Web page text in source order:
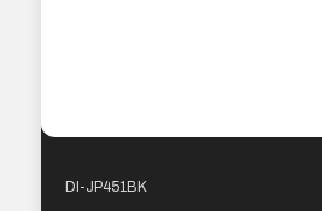
DI-JP451BK